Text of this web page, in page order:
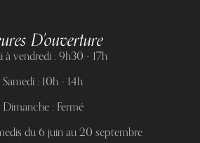
D'ouverture
à vendredi : 9h30 - 17h
Samedi : 10h - 14h
Dimanche : Fermé
du 6 juin au 20 septembre